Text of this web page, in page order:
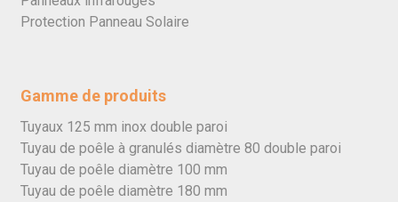
Protection Panneau Solaire
Gamme de produits
Tuyaux 125 mm inox double paroi
Tuyau de poêle à granulés diamètre 80 double paroi
Tuyau de poêle diamètre 100 mm
Tuyau de poêle diamètre 180 mm